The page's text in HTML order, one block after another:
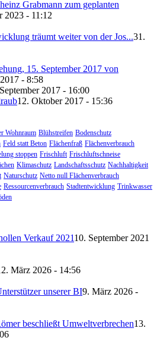
Grabmann zum geplanten
2023 - 11:12
träumt weiter von der Jos...31.
15. September 2017 von
- 8:58
2017 - 16:00
12. Oktober 2017 - 15:36
Wohnraum Blühstreifen Bodenschutz
Feld statt Beton Flächenfraß Flächenverbrauch
stoppen Frischluft Frischluftschneise
Klimaschutz Landschaftsschutz Nachhaltigkeit
Naturschutz Netto null Flächenverbrauch
Ressourcenverbrauch Stadtentwicklung Trinkwasser
Verkauf 202110. September 2021
März 2026 - 14:56
unserer BI9. März 2026 -
beschließt Umweltverbrechen13.